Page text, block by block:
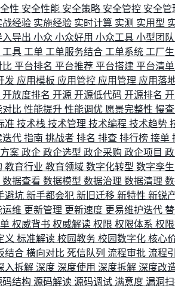
性 安全性能 安全策略 安全管控 安全管
战经验 实施经验 实时计算 实测 实用型
入导出 小众 小众好用 小众工具 小型团队
工具 工单 工单服务结合 工单系统 工厂
比 平台排名 平台推荐 平台搭建 平台清单
发 应用模板 应用管控 应用管理 应用落
开放度排名 开源 开源低代码 开源排名
对比 性能提升 性能调优 愿景完整性 慢
准 技术栈 技术管理 技术编程 技术趋势
迭代 指南 挑战者 排名 排查 排行榜 接单
案 政企 政企选型 政企采购 政企项目
教育行业 教育领域 数字化转型 数字孪生
数据查看 数据模型 数据治理 数据清理
避坑 新手都会犯 新旧迁移 新特性 新锐
运维 更新管理 更新速度 更易维护迭代
权威背书 权威解读 权限 权限体系 权
义 标准解读 校园教务 校园数字化 核心
结合 横向对比 死信队列 流程审批 流程
入拆解 深度 深度使用 深度拆解 深度改
码结构 源码解读 源码调试 满意度 漏洞